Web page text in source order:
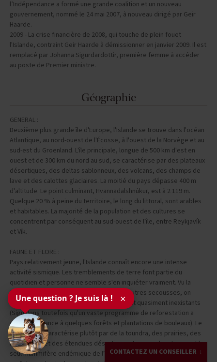
l’Indépendance a formé une grande coalition et un nouveau
gouvernement, nommé le 24 mai 2007, à nouveau dirigé par Geir
Haarde.
2009 - La crise financière de 2008, qui touche de plein fouet
l'Islande, contraint Geir Haarde à démissionner en janvier 2009. Il est
remplacé par Johanna Sigurdardottir, première femme à accéder
au poste de Premier ministre.
Géographie
GENERAL :
Deuxième plus grande île d'Europe, l'Islande se trouve dans l'océan
Atlantique, au nord-ouest de l'Écosse, à l'ouest de la Norvège et au
sud-est du Groenland. L'île principale, longue de 500 km d'est en
ouest et de 300 km du nord au sud, se caractérise par des plateaux
désertiques, des deltas sablonneux, des volcans, des champs de
lave et des calottes glaciaires. La moitié du pays dépasse 400 m
d'altitude. Le point culminant, Hvannadalshnúkur, est à 2 119 m.
Quelque 20 % à peine du territoire, le long du littoral, sont arables
et habitables. La majorité de la population et des cultures se
concentrent par conséquent au sud-ouest de l'île, entre Reykjavík
et Vík.
FAUNE ET FLORE :
Pays relativement jeune, l'Islande connaît encore une intense
activité sismique. Les tremblements de terre font partie du
quotidien et personne ne semble s'en inquiéter vraiment. Vu la
fréquence des irruptions volcaniques et autres secousses, on
comprend mieux que les arbres demeurent quasiment inexistants
(Signalons toutefois qu'un vaste programme de reforestation a
donné naissance à quelques forêts et plantations de bouleaux). Le
paysage se caractérise plutôt par de la toundra, des prairies, des
marécages et des étendues désertiques. Le renard arctique est le
seul mammifère endémique de l'île. Les ours polaires qui dérivent
CONTACTEZ UN CONSEILLER
Une question ? Je suis là ! ×